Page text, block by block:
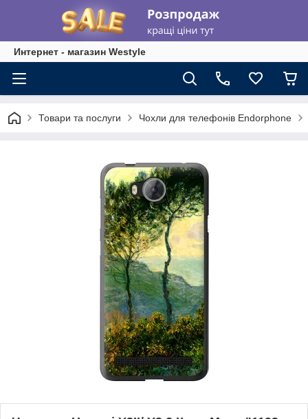
Интернет - магазин Westyle
Товари та послуги Чохли для телефонів Endorphone